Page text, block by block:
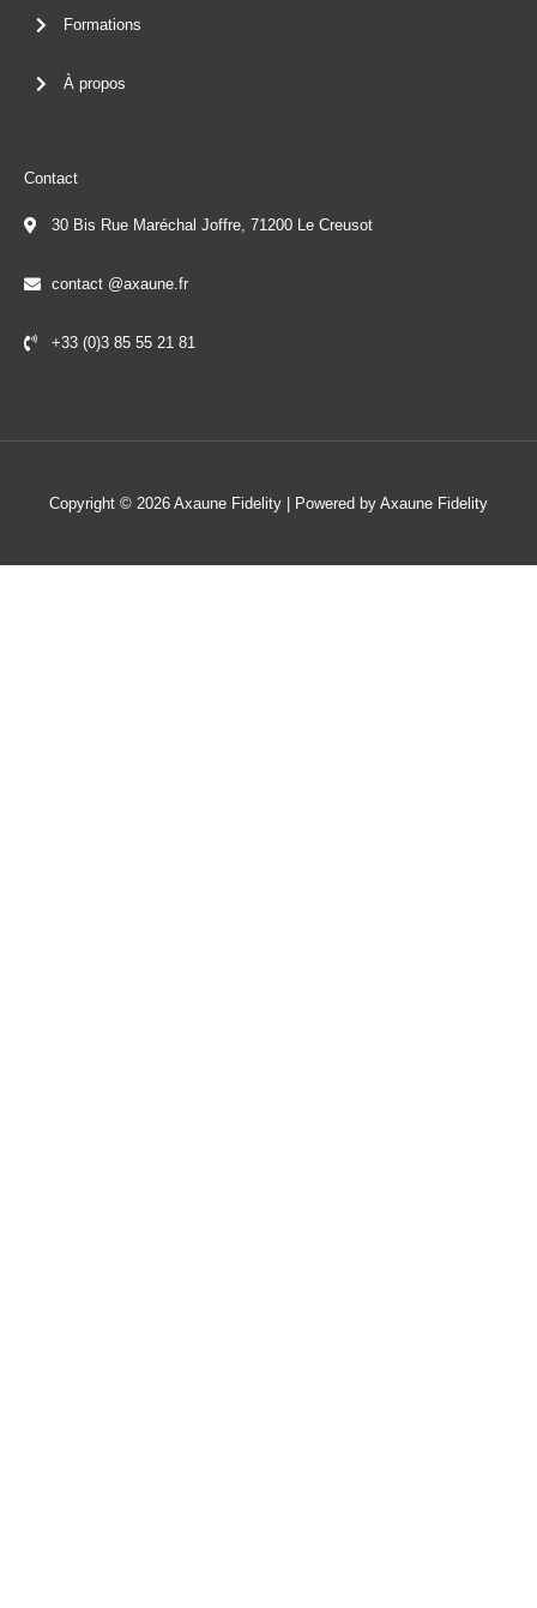
Formations
À propos
Contact
30 Bis Rue Maréchal Joffre, 71200 Le Creusot
contact @axaune.fr
+33 (0)3 85 55 21 81
Copyright © 2026 Axaune Fidelity | Powered by Axaune Fidelity